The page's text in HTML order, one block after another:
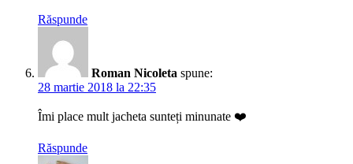
Răspunde
Roman Nicoleta spune:
28 martie 2018 la 22:35
Îmi place mult jacheta sunteți minunate ❤️
Răspunde